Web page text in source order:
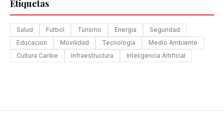
Etiquetas
Salud Futbol Turismo Energia
Seguridad
Educacion
Movilidad Tecnología
Medio Ambiente
Cultura Caribe
Infraestructura Inteligencia Artificial